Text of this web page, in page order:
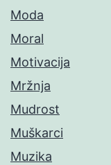
Moda
Moral
Motivacija
Mržnja
Mudrost
Muškarci
Muzika